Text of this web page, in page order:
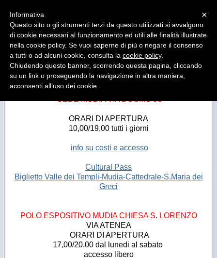
MUseo DIocesano Agrigento
Il Museo Diocesano di Agrigento ha sede presso il
Palazzo Arcivescovile
SEDE MUDIA VIA DUOMO 96
ORARI DI APERTURA
10,00/19,00 tutti i giorni
info su costi e accesso
Cultural Pass
Biglietto Valle dei Templi-Mudia-Cattedrale-S.Maria dei
Greci
POLO ESPOSITIVO MUDIA CHIESA S. LORENZO
VIA ATENEA
ORARI DI APERTURA
17,00/20,00 dal lunedi al sabato
accesso libero
×
Informativa
Questo sito o gli strumenti terzi da questo utilizzati si avvalgono
di cookie necessari al funzionamento ed utili alle finalità illustrate
nella cookie policy. Se vuoi saperne di più o negare il consenso
a tutti o ad alcuni cookie, consulta la cookie policy.
Chiudendo questo banner, scorrendo questa pagina, cliccando
su un link o proseguendo la navigazione in altra maniera,
acconsenti all’uso dei cookie.